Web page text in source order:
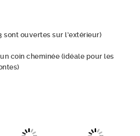
sont ouvertes sur l’extérieur)
coin cheminée (idéale pour les